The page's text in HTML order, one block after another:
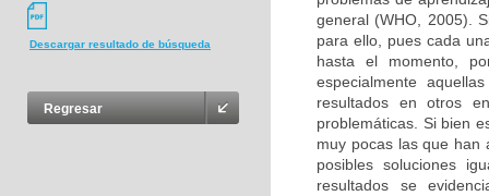
Descargar resultado de búsqueda
Regresar
general (WHO, 2005).
para ello, pues cada
hasta el momento,
especialmente
resultados en otros
problemáticas. Si bien
muy pocas las que han
posibles soluciones
resultados se